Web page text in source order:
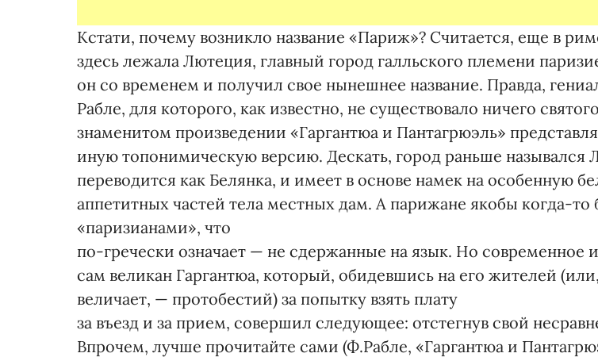
Кстати, почему возникло название «Париж»? Считается, еще в
здесь лежала Лютеция, главный город галльского племени
он со временем и получил свое нынешнее название. Правда,
Рабле, для которого, как известно, не существовало ничего
знаменитом произведении «Гаргантюа и Пантагрюэль»
иную топонимическую версию. Дескать, город раньше назывался
переводится как Белянка, и имеет в основе намек на особенную
аппетитных частей тела местных дам. А парижане якобы когда-то
«паризианами», что
по-гречески означает — не сдержанные на язык. Но современное
сам великан Гаргантюа, который, обидевшись на его жителей
величает, — протобестий) за попытку взять плату
за въезд и за прием, совершил следующее: отстегнув свой
Впрочем, лучше прочитайте сами (Ф.Рабле, «Гаргантюа и